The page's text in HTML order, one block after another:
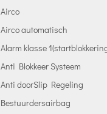
Airco
Airco automatisch
Alarm klasse
Anti Blokkeer Systeem
Anti doorSlip Regeling
Bestuurdersairbag